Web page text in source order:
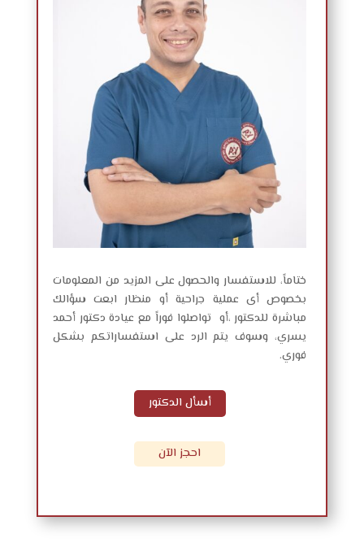
ختاماً، للاستفسار والحصول على المزيد من المعلومات
بخصوص أى عملية جراحية أو منظار ابعت سؤالك
مباشرة للدكتور ،أو تواصلوا فوراً مع عيادة دكتور أحمد
يسري، وسوف يتم الرد على استفساراتكم بشكل
فوري.
أسأل الدكتور
احجز الآن